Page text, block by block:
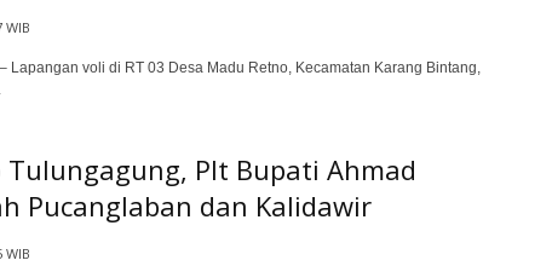
WIB
Lapangan voli di RT 03 Desa Madu Retno, Kecamatan Karang Bintang,
Tulungagung, Plt Bupati Ahmad
Pucanglaban dan Kalidawir
WIB